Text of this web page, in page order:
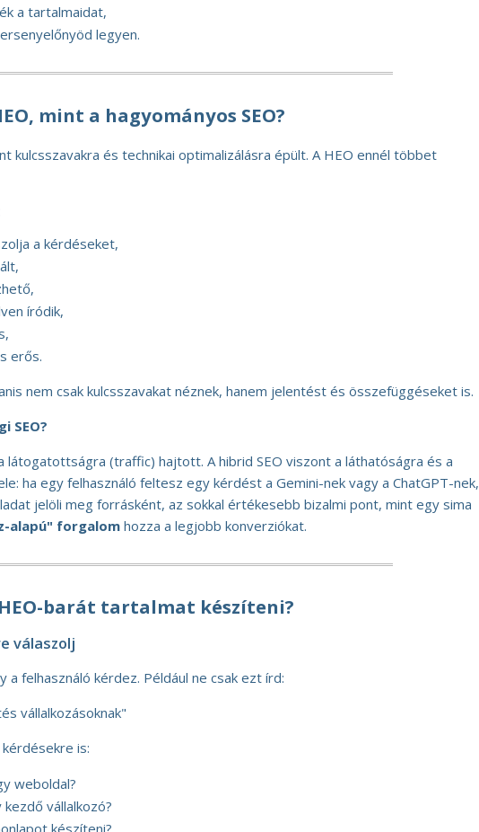
a tartalmaidat,
legyen.
mint a hagyományos SEO?
kulcsszavakra és technikai optimalizálásra épült. A HEO ennél többet
a kérdéseket,
íródik,
erős.
nem csak kulcsszavakat néznek, hanem jelentést és összefüggéseket is.
SEO?
látogatottságra (traffic) hajtott. A hibrid SEO viszont a láthatóságra és a
ha egy felhasználó feltesz egy kérdést a Gemini-nek vagy a ChatGPT-nek,
jelöli meg forrásként, az sokkal értékesebb bizalmi pont, mint egy sima
alapú" forgalomhozza a legjobb konverziókat.
barát tartalmat készíteni?
válaszolj
a felhasználó kérdez. Például ne csak ezt írd:
vállalkozásoknak"
is:
weboldal?
vállalkozó?